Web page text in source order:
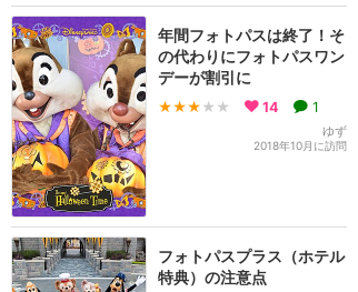
年間フォトパスは終了！そ
の代わりにフォトパスワン
デーが割引に
★★★ ★★ 14 1
ゆず
2018年10月に訪問
フォトパスプラス（ホテル
特典）の注意点